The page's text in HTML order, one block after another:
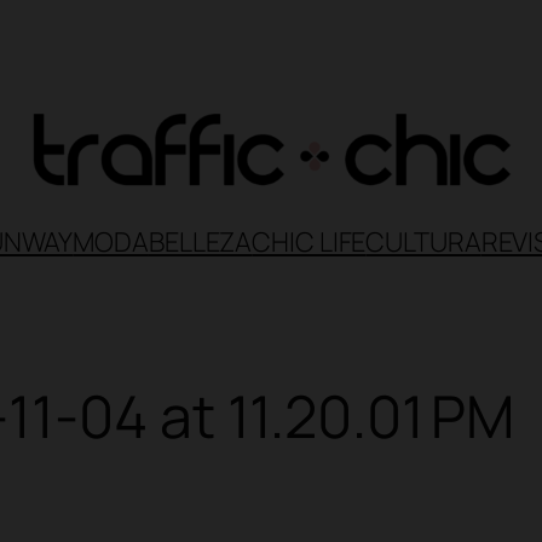
MODABELLEZACHIC LIFECULTURA
04 at 11.20.01 PM